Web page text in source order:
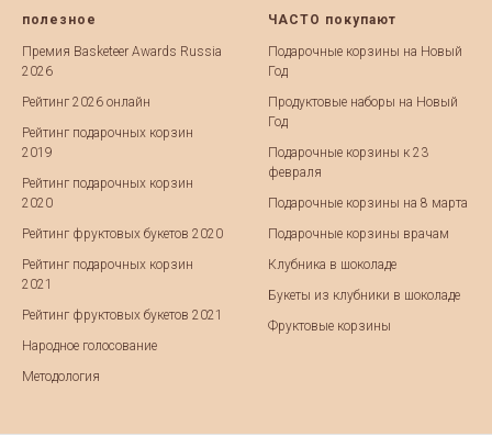
полезное
Премия Basketeer Awards Russia
2026
Рейтинг 2026 онлайн
Рейтинг подарочных корзин
2019
Рейтинг подарочных корзин
2020
Рейтинг фруктовых букетов 2020
Рейтинг подарочных корзин
2021
Рейтинг фруктовых букетов 2021
Народное голосование
Методология
ЧАСТО покупают
Подарочные корзины на Новый
Год
Продуктовые наборы на Новый
Год
Подарочные корзины к 23
февраля
Подарочные корзины на 8 марта
Подарочные корзины врачам
Клубника в шоколаде
Букеты из клубники в шоколаде
Фруктовые корзины